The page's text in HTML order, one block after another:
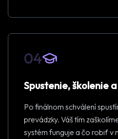
04
Spustenie, školenie
Po finálnom schválení
prevádzky. Váš tím
systém funguje a čo robiť v